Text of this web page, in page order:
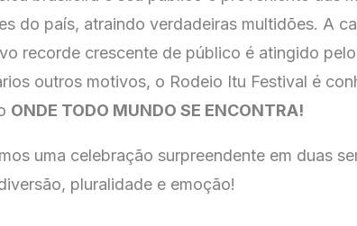
do país, atraindo verdadeiras multidões. A
recorde crescente de público é atingido
outros motivos, o Rodeio Itu Festival é
ONDE TODO MUNDO SE ENCONTRA!
uma celebração surpreendente em duas
pluralidade e emoção!